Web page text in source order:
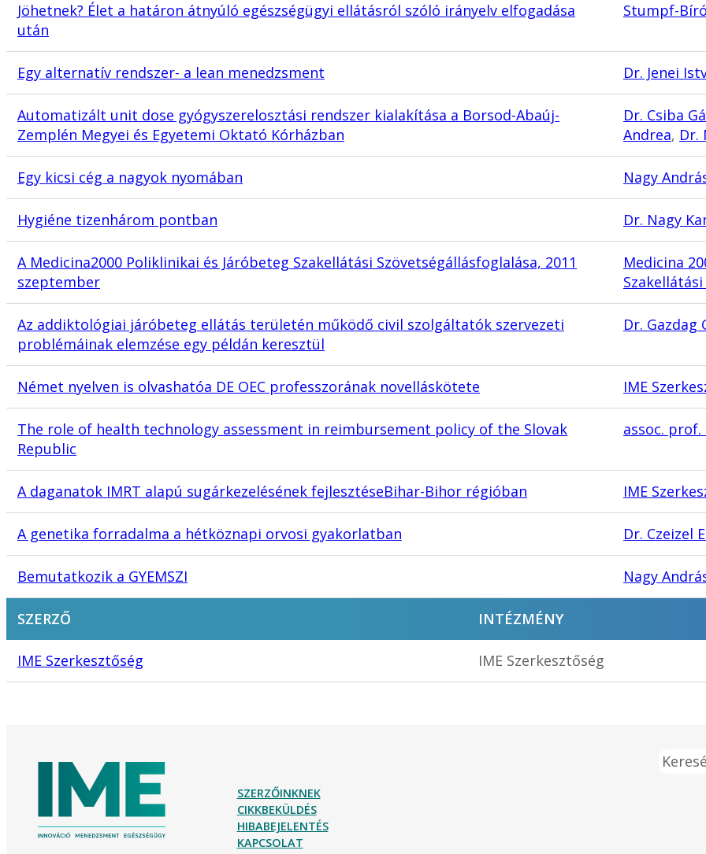
Jöhetnek? Élet a határon átnyúló egészségügyi ellátásról szóló irányelv elfogadása
után
Stumpf-
Egy alternatív rendszer- a lean menedzsment Dr. Jenei
Automatizált unit dose gyógyszerelosztási rendszer kialakítása a Borsod-Abaúj-
Zemplén Megyei és Egyetemi Oktató Kórházban
Dr. Csiba
Andrea, Dr.
Egy kicsi cég a nagyok nyomában Nagy
Hygiéne tizenhárom pontban Dr. Nagy
A Medicina2000 Poliklinikai és Járóbeteg Szakellátási Szövetségállásfoglalása, 2011
szeptember
Medicina
Az addiktológiai járóbeteg ellátás területén működő civil szolgáltatók szervezeti
problémáinak elemzése egy példán keresztül
Dr. Gazdag
Német nyelven is olvashatóa DE OEC professzorának novelláskötete IME
The role of health technology assessment in reimbursement policy of the Slovak
Republic
assoc.
A daganatok IMRT alapú sugárkezelésének fejlesztéseBihar-Bihor régióban IME
A genetika forradalma a hétköznapi orvosi gyakorlatban Dr. Czeizel
Bemutatkozik a GYEMSZI Nagy
SZERZŐ INTÉZMÉNY
IME Szerkesztőség IME Szerkesztőség
Keresés
SZERZŐINKNEK
CIKKBEKÜLDÉS
HIBABEJELENTÉS
KAPCSOLAT